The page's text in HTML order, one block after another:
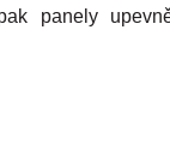
panely